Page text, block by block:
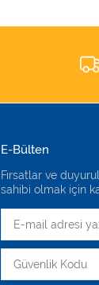
E-Bülten
Fırsatlar ve
sahibi olmak için